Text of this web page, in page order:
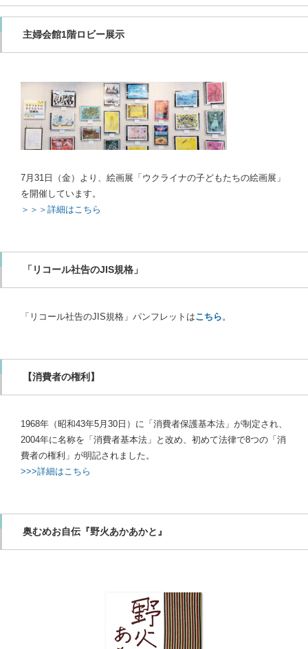
主婦会館1階ロビー展示
7月31日（金）より、絵画展「ウクライナの子どもたちの絵画展」
を開催しています。
＞＞＞詳細はこちら
「リコール社告のJIS規格」
「リコール社告のJIS規格」パンフレットはこちら。
【消費者の権利】
1968年（昭和43年5月30日）に「消費者保護基本法」が制定され、
2004年に名称を「消費者基本法」と改め、初めて法律で8つの「消
費者の権利」が明記されました。
>>>詳細はこちら
奥むめお自伝『野火あかあかと』